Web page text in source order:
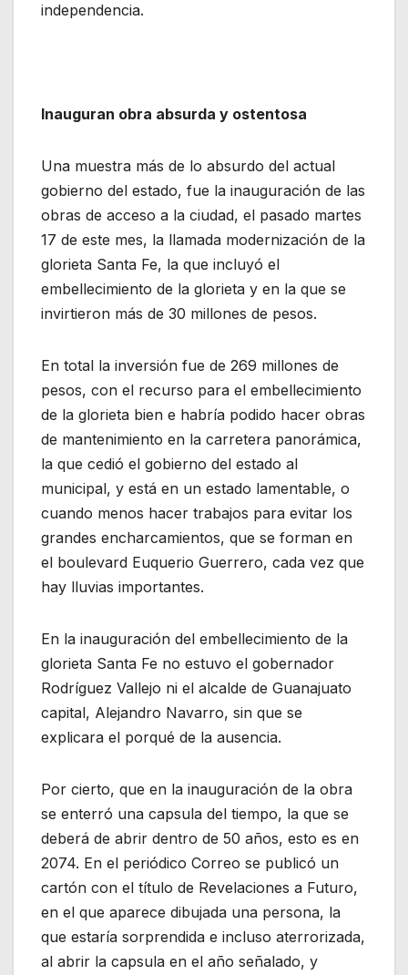
independencia.
Inauguran obra absurda y ostentosa
Una muestra más de lo absurdo del actual
gobierno del estado, fue la inauguración de las
obras de acceso a la ciudad, el pasado martes
17 de este mes, la llamada modernización de la
glorieta Santa Fe, la que incluyó el
embellecimiento de la glorieta y en la que se
invirtieron más de 30 millones de pesos.
En total la inversión fue de 269 millones de
pesos, con el recurso para el embellecimiento
de la glorieta bien e habría podido hacer obras
de mantenimiento en la carretera panorámica,
la que cedió el gobierno del estado al
municipal, y está en un estado lamentable, o
cuando menos hacer trabajos para evitar los
grandes encharcamientos, que se forman en
el boulevard Euquerio Guerrero, cada vez que
hay lluvias importantes.
En la inauguración del embellecimiento de la
glorieta Santa Fe no estuvo el gobernador
Rodríguez Vallejo ni el alcalde de Guanajuato
capital, Alejandro Navarro, sin que se
explicara el porqué de la ausencia.
Por cierto, que en la inauguración de la obra
se enterró una capsula del tiempo, la que se
deberá de abrir dentro de 50 años, esto es en
2074. En el periódico Correo se publicó un
cartón con el título de Revelaciones a Futuro,
en el que aparece dibujada una persona, la
que estaría sorprendida e incluso aterrorizada,
al abrir la capsula en el año señalado, y